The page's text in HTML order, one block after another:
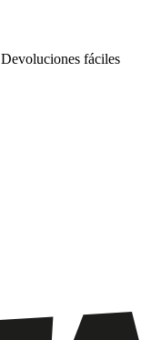
Devoluciones fáciles